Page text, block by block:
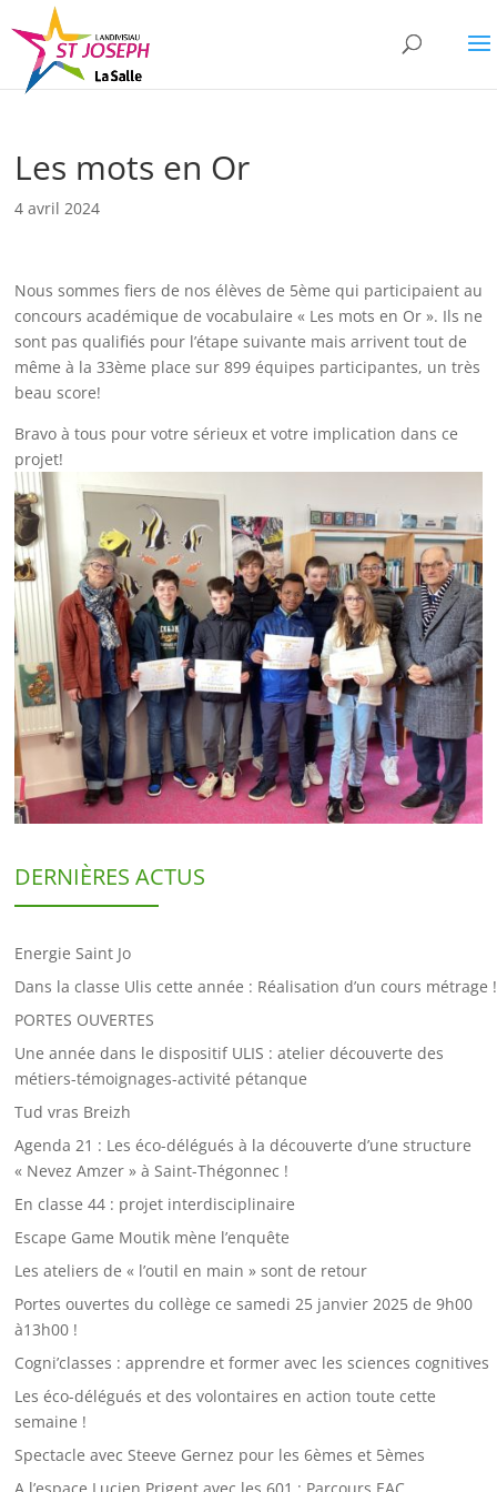
Les mots en Or
4 avril 2024
Nous sommes fiers de nos élèves de 5ème qui participaient au
concours académique de vocabulaire « Les mots en Or ». Ils ne
sont pas qualifiés pour l’étape suivante mais arrivent tout de
même à la 33ème place sur 899 équipes participantes, un très
beau score!
Bravo à tous pour votre sérieux et votre implication dans ce
projet!
DERNIÈRES ACTUS
Energie Saint Jo
Dans la classe Ulis cette année : Réalisation d’un cours métrage !
PORTES OUVERTES
Une année dans le dispositif ULIS : atelier découverte des
métiers-témoignages-activité pétanque
Tud vras Breizh
Agenda 21 : Les éco-délégués à la découverte d’une structure
« Nevez Amzer » à Saint-Thégonnec !
En classe 44 : projet interdisciplinaire
Escape Game Moutik mène l’enquête
Les ateliers de « l’outil en main » sont de retour
Portes ouvertes du collège ce samedi 25 janvier 2025 de 9h00
à13h00 !
Cogni’classes : apprendre et former avec les sciences cognitives
Les éco-délégués et des volontaires en action toute cette
semaine !
Spectacle avec Steeve Gernez pour les 6èmes et 5èmes
A l’espace Lucien Prigent avec les 601 : Parcours EAC